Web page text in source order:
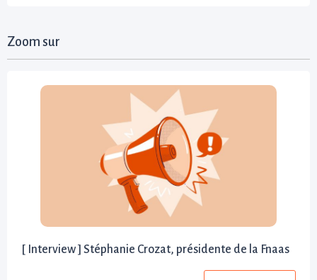
Zoom sur
[ Interview ] Stéphanie Crozat, présidente de la Fnaas